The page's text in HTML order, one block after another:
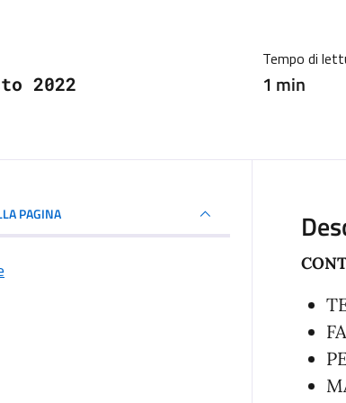
2022
Tempo di
1 min
PAGINA